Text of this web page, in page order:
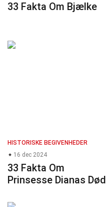
33 Fakta Om Bjælke
HISTORISKE BEGIVENHEDER
16 dec 2024
33 Fakta Om
Prinsesse Dianas Død